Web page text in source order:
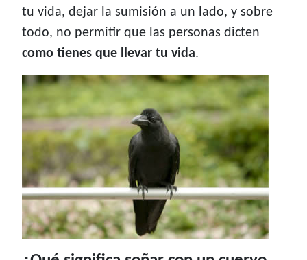
tu vida, dejar la sumisión a un lado, y sobre
todo, no permitir que las personas dicten
como tienes que llevar tu vida.